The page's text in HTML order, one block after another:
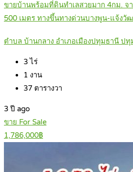
ขายบ้านพร้อมที่ดินทำเลสวยมาก 4กม. จ
500 เมตร ทางขึ้นทางด่วนบางพูน-แจ้งวั
ตำบล บ้านกลาง อำเภอเมืองปทุมธานี ป
3ไร่
1 งาน
37 ตารางวา
3 ปี ago
ขาย For Sale
1,786,000฿